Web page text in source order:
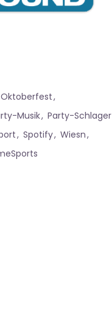
Oktoberfest
Musik
Party-Schlager
Spotify
Wiesn